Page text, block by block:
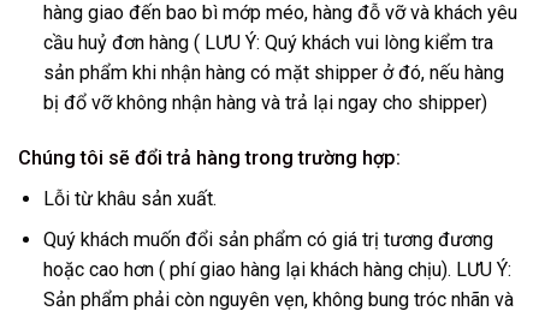
hàng giao đến bao bì mớp méo, hàng đỗ vỡ và khách yêu
cầu huỷ đơn hàng ( LƯU Ý: Quý khách vui lòng kiểm tra
sản phẩm khi nhận hàng có mặt shipper ở đó, nếu hàng
bị đổ vỡ không nhận hàng và trả lại ngay cho shipper)
Chúng tôi sẽ đổi trả hàng trong trường hợp:
Lỗi từ khâu sản xuất.
Quý khách muốn đổi sản phẩm có giá trị tương đương
hoặc cao hơn ( phí giao hàng lại khách hàng chịu). LƯU Ý:
Sản phẩm phải còn nguyên vẹn, không bung tróc nhãn và